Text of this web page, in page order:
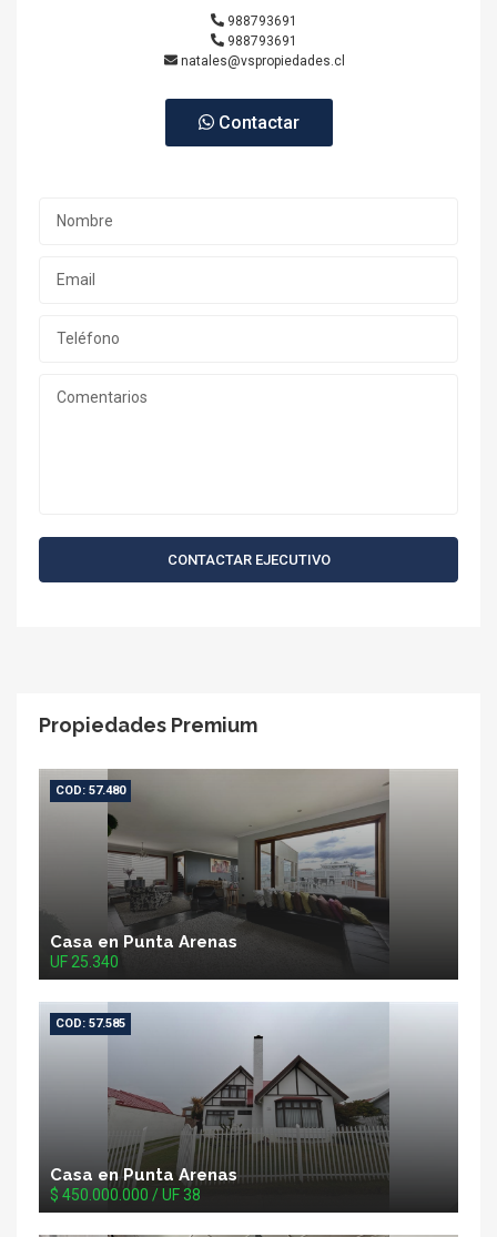
988793691
988793691
natales@vspropiedades.cl
Contactar
CONTACTAR EJECUTIVO
Propiedades Premium
COD: 57.480
Casa en Punta Arenas
UF 25.340
COD: 57.585
Casa en Punta Arenas
$ 450.000.000 / UF 38